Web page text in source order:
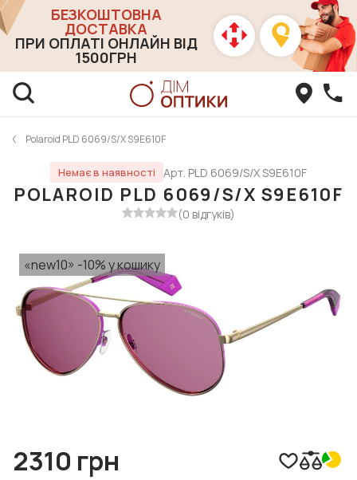
БЕЗКОШТОВНА
ДОСТАВКА
ПРИ ОПЛАТІ ОНЛАЙН ВІД
1500ГРН
Polaroid PLD 6069/S/X S9E610F
Немає в наявності Арт. PLD 6069/S/X S9E610F
POLAROID PLD 6069/S/X S9E610F
(0 відгуків)
«new10» -10% у кошику
2310 грн